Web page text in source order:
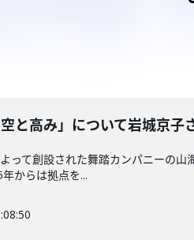
と高み」について岩城京
って創設された舞踏カンパニーの
からは拠点を...